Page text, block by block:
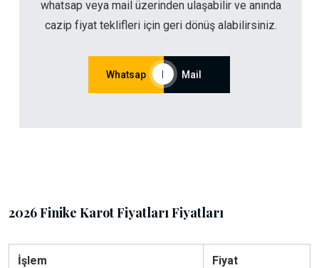
whatsap veya mail üzerinden ulaşabilir ve anında
cazip fiyat teklifleri için geri dönüş alabilirsiniz.
Whatsap | Mail
2026 Finike Karot Fiyatları Fiyatları
İşlem Fiyat